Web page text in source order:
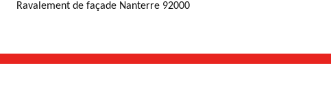
Ravalement de façade Nanterre 92000